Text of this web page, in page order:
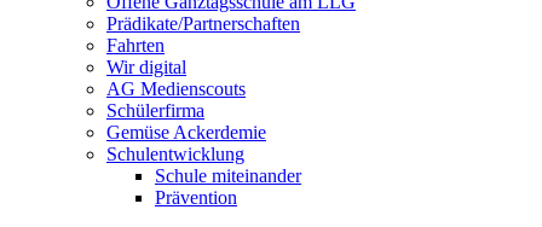
Prädikate/Partnerschaften
Fahrten
Wir digital
AG Medienscouts
Schülerfirma
Gemüse Ackerdemie
Schulentwicklung
Schule miteinander
Prävention